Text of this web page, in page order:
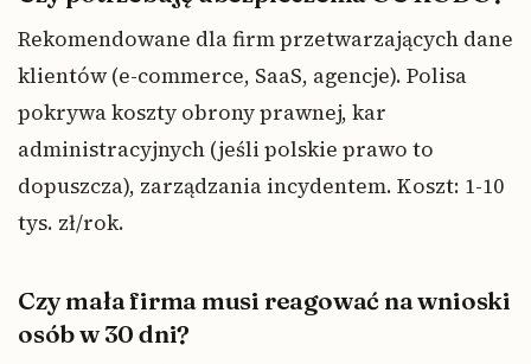
Rekomendowane dla firm przetwarzających dane
klientów (e-commerce, SaaS, agencje). Polisa
pokrywa koszty obrony prawnej, kar
administracyjnych (jeśli polskie prawo to
dopuszcza), zarządzania incydentem. Koszt: 1-10
tys. zł/rok.
Czy mała firma musi reagować na wnioski
osób w 30 dni?